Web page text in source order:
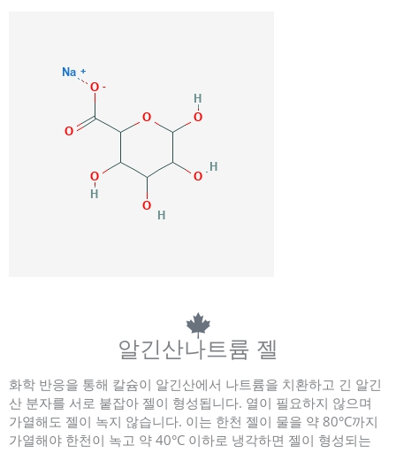
알긴산나트륨 젤
화학 반응을 통해 칼슘이 알긴산에서 나트륨을 치환하고 긴 알긴
산 분자를 서로 붙잡아 젤이 형성됩니다. 열이 필요하지 않으며
가열해도 젤이 녹지 않습니다. 이는 한천 젤이 물을 약 80°C까지
가열해야 한천이 녹고 약 40°C 이하로 냉각하면 젤이 형성되는